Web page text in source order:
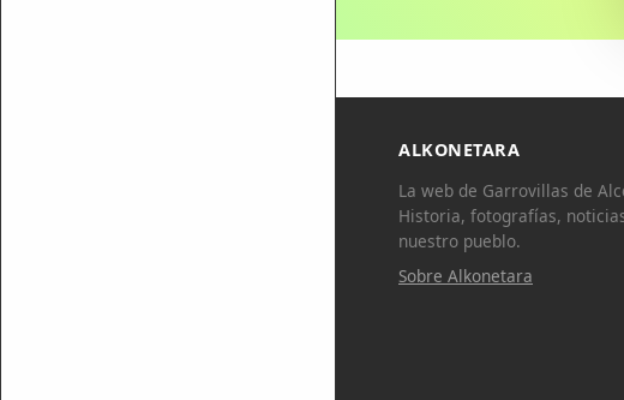
ALKONETARA
La web de Garrovillas de
Historia, fotografías,
nuestro pueblo.
Sobre Alkonetara